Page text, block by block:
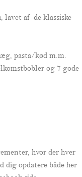
lavet af de klassiske
pasta/kød m.m.
og 7 gode
hvor der hver
dig opdatere både her